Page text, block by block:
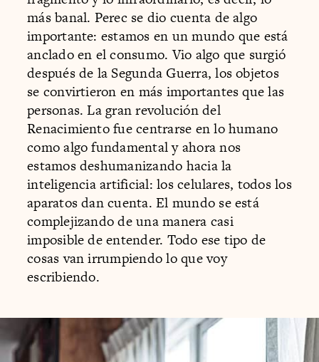
más banal. Perec se dio cuenta de algo
importante: estamos en un mundo que está
anclado en el consumo. Vio algo que surgió
después de la Segunda Guerra, los objetos
se convirtieron en más importantes que las
personas. La gran revolución del
Renacimiento fue centrarse en lo humano
como algo fundamental y ahora nos
estamos deshumanizando hacia la
inteligencia artificial: los celulares, todos los
aparatos dan cuenta. El mundo se está
complejizando de una manera casi
imposible de entender. Todo ese tipo de
cosas van irrumpiendo lo que voy
escribiendo.